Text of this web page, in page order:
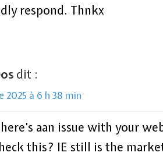
respond. Thnkx
dit :
2025 à 6 h 38 min
aan issue with your
this? IE still is the